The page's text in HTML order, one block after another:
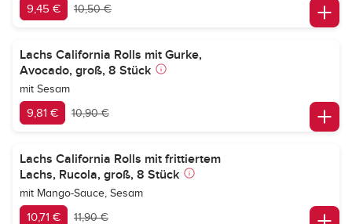
9,45 € 10,50 €
Lachs California Rolls mit Gurke,
Avocado, groß, 8 Stück
mit Sesam
9,81 € 10,90 €
Lachs California Rolls mit frittiertem
Lachs, Rucola, groß, 8 Stück
mit Mango-Sauce, Sesam
10,71 € 11,90 €